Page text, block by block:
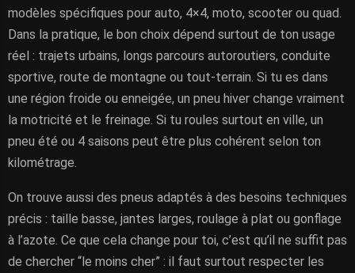
modèles spécifiques pour auto, 4×4, moto, scooter ou quad.
Dans la pratique, le bon choix dépend surtout de ton usage
réel : trajets urbains, longs parcours autoroutiers, conduite
sportive, route de montagne ou tout-terrain. Si tu es dans
une région froide ou enneigée, un pneu hiver change vraiment
la motricité et le freinage. Si tu roules surtout en ville, un
pneu été ou 4 saisons peut être plus cohérent selon ton
kilométrage.
On trouve aussi des pneus adaptés à des besoins techniques
précis : taille basse, jantes larges, roulage à plat ou gonflage
à l’azote. Ce que cela change pour toi, c’est qu’il ne suffit pas
de chercher “le moins cher” : il faut surtout respecter les